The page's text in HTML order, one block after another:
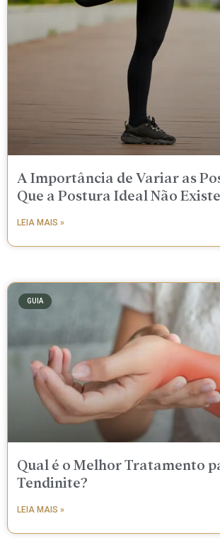
A Importância de Variar as
Que a Postura Ideal Não Existe
LEIA MAIS »
GUIA
Qual é o Melhor Tratamento
Tendinite?
LEIA MAIS »